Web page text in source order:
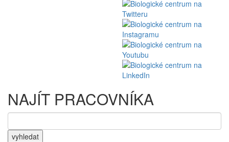
NAJÍT PRACOVNÍKA
vyhledat